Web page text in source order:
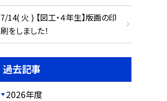
7/14( 火 ) 【図工・４年生】版画の印
刷をしました！
過去記事
2026年度